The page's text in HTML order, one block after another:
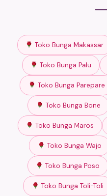
Toko Bunga Makassar
Toko Bunga Palu
Toko Bunga Parepare
Toko Bunga Bone
Toko Bunga Maros
Toko Bunga Wajo
Toko Bunga Poso
Toko Bunga Toli-Toli